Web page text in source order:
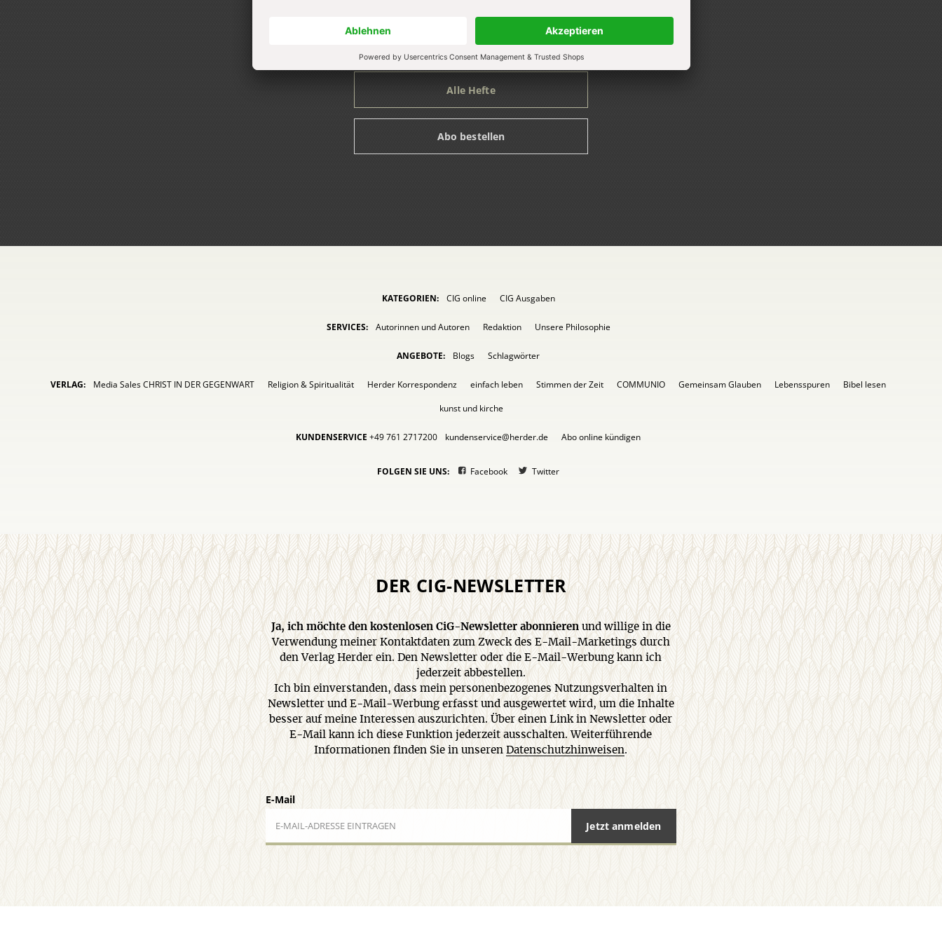
Alle Hefte
Abo bestellen
KATEGORIEN: CIG online CIG Ausgaben
SERVICES: Autorinnen und Autoren Redaktion Unsere Philosophie
ANGEBOTE: Blogs Schlagwörter
VERLAG: Media Sales CHRIST IN DER GEGENWART Religion & Spiritualität Herder Korrespondenz einfach leben Stimmen der Zeit COMMUNIO Gemeinsam Glauben Lebensspuren
Bibel lesen
kunst und kirche
KUNDENSERVICE +49 761 2717200 kundenservice@herder.de Abo online kündigen
FOLGEN SIE UNS: Facebook Twitter
DER CIG-NEWSLETTER
Ja, ich möchte den kostenlosen CiG-Newsletter abonnierenund willige in die
Verwendung meiner Kontaktdaten zum Zweck des E-Mail-Marketings durch
den Verlag Herder ein. Den Newsletter oder die E-Mail-Werbung kann ich
jederzeit abbestellen.
Ich bin einverstanden, dass mein personenbezogenes Nutzungsverhalten in
Newsletter und E-Mail-Werbung erfasst und ausgewertet wird, um die Inhalte
besser auf meine Interessen auszurichten. Über einen Link in Newsletter oder
E-Mail kann ich diese Funktion jederzeit ausschalten. Weiterführende
Informationen finden Sie in unserenDatenschutzhinweisen.
E-Mail
Jetzt anmelden